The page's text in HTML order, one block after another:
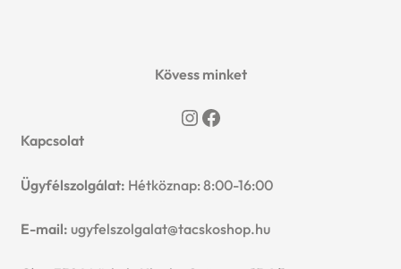
Kövess minket
Instagram
Facebook
Kapcsolat
Ügyfélszolgálat: Hétköznap: 8:00-16:00
E-mail: ugyfelszolgalat@tacskoshop.hu